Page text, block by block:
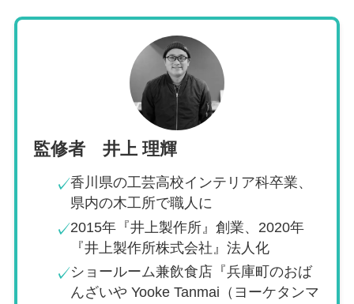
監修者 井上 理輝
✓香川県の工芸高校インテリア科卒業、
県内の木工所で職人に
✓2015年『井上製作所』創業、2020年
『井上製作所株式会社』法人化
✓ショールーム兼飲食店『兵庫町のおば
んざいや Yooke Tanmai（ヨーケタンマ